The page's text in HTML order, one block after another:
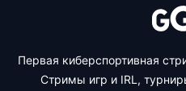
Первая киберспортивная
Стримы игр и IRL,